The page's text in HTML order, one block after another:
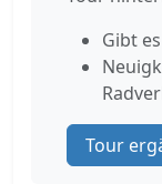
Gibt
Tour